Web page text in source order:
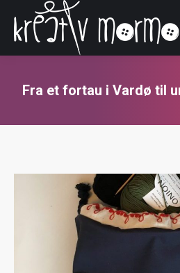
Fra et fortau i Vardø til